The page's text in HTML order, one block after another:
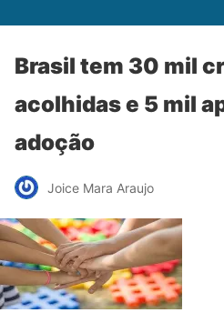
Brasil tem 30 mil
acolhidas e 5 mil
adoção
Joice Mara Araujo